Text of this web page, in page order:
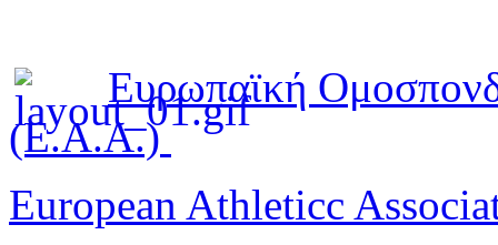
Ευρωπαϊκή
(E.A.A.)
European Athleticc